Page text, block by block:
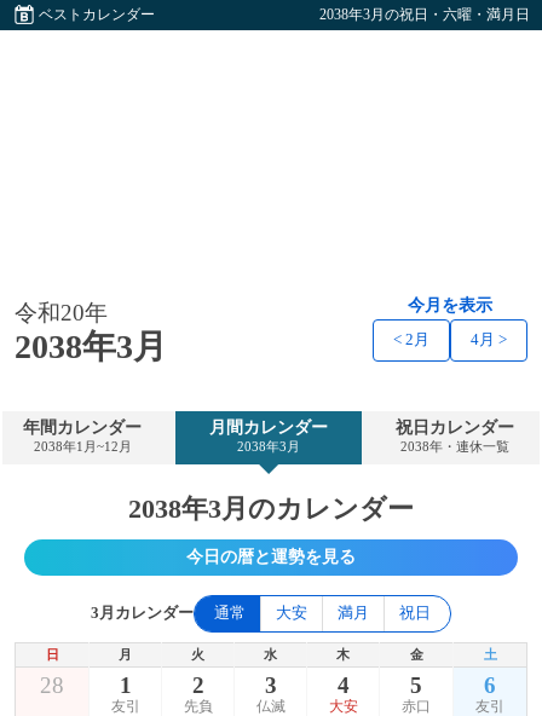
ベストカレンダー 2038年3月の祝日・六曜・満月日
令和20年
2038年3月
今月を表示
< 2月 4月 >
年間カレンダー
2038年1月~12月
月間カレンダー
2038年3月
祝日カレンダー
2038年・連休一覧
2038年3月のカレンダー
今日の暦と運勢を見る
3月カレンダー 通常 大安 満月 祝日
日 月 火 水 木 金 土
28 1
友引
2
先負
3
仏滅
4
大安
5
赤口
6
友引